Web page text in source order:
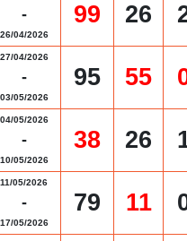
-
26/04/2026
99 26
27/04/2026
-
03/05/2026
95 55
04/05/2026
-
10/05/2026
38 26
11/05/2026
-
17/05/2026
79 11